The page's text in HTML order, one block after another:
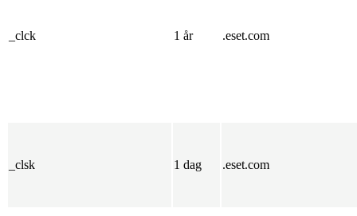
_clck 1 år .eset.com
_clsk 1 dag .eset.com